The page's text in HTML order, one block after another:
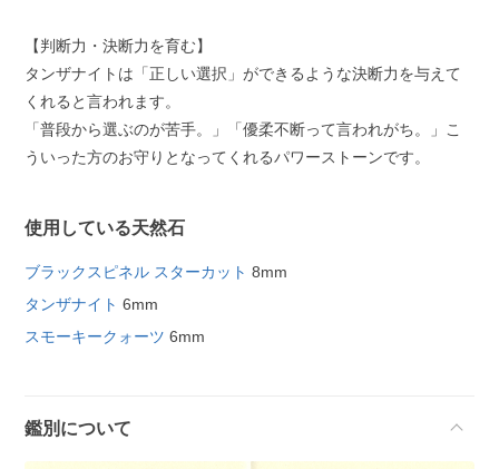
【判断力・決断力を育む】
タンザナイトは「正しい選択」ができるような決断力を与えて
くれると言われます。
「普段から選ぶのが苦手。」「優柔不断って言われがち。」こ
ういった方のお守りとなってくれるパワーストーンです。
使用している天然石
ブラックスピネル スターカット 8mm
タンザナイト 6mm
スモーキークォーツ 6mm
鑑別について